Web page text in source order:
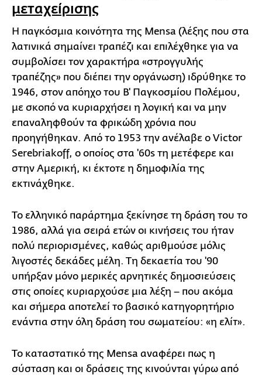
μεταχείρισης
Η παγκόσμια κοινότητα της Mensa (λέξης που στα
λατινικά σημαίνει τραπέζι και επιλέχθηκε για να
συμβολίσει τον χαρακτήρα «στρογγυλής
τραπέζης» που διέπει την οργάνωση) ιδρύθηκε το
1946, στον απόηχο του Β' Παγκοσμίου Πολέμου,
με σκοπό να κυριαρχήσει η λογική και να μην
επαναληφθούν τα φρικώδη χρόνια που
προηγήθηκαν. Από το 1953 την ανέλαβε ο Victor
Serebriakoff, ο οποίος στα '60s τη μετέφερε και
στην Αμερική, κι έκτοτε η δημοφιλία της
εκτινάχθηκε.
Το ελληνικό παράρτημα ξεκίνησε τη δράση του το
1986, αλλά για σειρά ετών οι κινήσεις του ήταν
πολύ περιορισμένες, καθώς αριθμούσε μόλις
λιγοστές δεκάδες μέλη. Τη δεκαετία του '90
υπήρξαν μόνο μερικές αρνητικές δημοσιεύσεις
στις οποίες κυριαρχούσε μια λέξη – που ακόμα
και σήμερα αποτελεί το βασικό κατηγορητήριο
ενάντια στην όλη δράση του σωματείου: «η ελίτ».
Το καταστατικό της Mensa αναφέρει πως η
σύσταση και οι δράσεις της κινούνται γύρω από